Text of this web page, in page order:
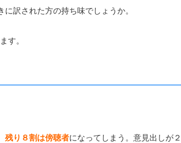
訳された方の持ち味でしょうか。
す。
残り８割は傍聴者になってしまう。意見出しが２